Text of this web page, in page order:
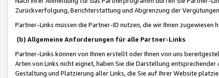
Zurückverfolgung, Berichterstattung und Abgrenzung der
Partner-Links müssen die Partner-ID nutzen, die wir Ihnen zugewiesen
(b) Allgemeine Anforderungen für alle Partner-Links
Partner-Links können von Ihnen erstellt oder Ihnen von uns
Arten von Links nicht eignet, haben Sie die Darstellung
Gestaltung und Platzierung aller Links, die Sie auf Ihrer Website